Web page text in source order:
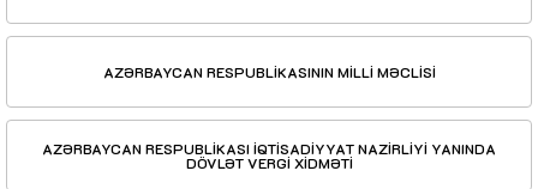
AZƏRBAYCAN RESPUBLİKASININ MİLLİ MƏCLİSİ
AZƏRBAYCAN RESPUBLİKASI İQTİSADİYYAT NAZİRLİYİ YANINDA
DÖVLƏT VERGİ XİDMƏTİ